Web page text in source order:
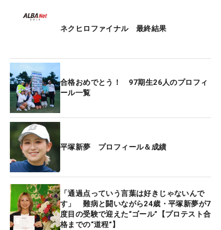
た。
がった。「逆にそれが良かったのかもしれない」と
話し、前半で5つのバーディを奪う落ち着いたプレ
ーを披露した。
後半14番パー5では、約2メートルのバーディパット
を沈めて首位に立っていた青木香奈子と並ぶ。ハー
フターン時点では「いい位置にいるのはわかってい
たので、若干（優勝を）意識していました。でも、
最後までどうなるかわからなかったので、ずっと緊
張感がありました」と振り返る。この日はショット
の距離感とパターのタッチが冴え渡り、グリーン上
でのチャンスを次々とものにした。
ネクヒロファイナル 最終結果
合格おめでとう！ 97期生26人のプロフィ
ール一覧
平塚新夢 プロフィール＆成績
「通過点っていう言葉は好きじゃないんで
す」 難病と闘いながら24歳・平塚新夢が7
度目の受験で迎えた“ゴール”【プロテスト合
格までの“道程”】